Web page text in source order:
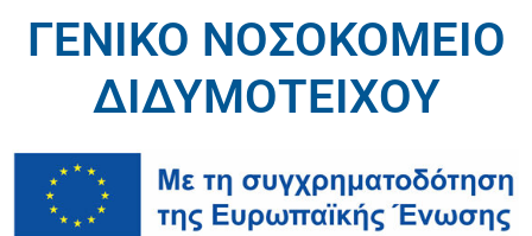
ΓΕΝΙΚΟ ΝΟΣΟΚΟΜΕΙΟ
ΔΙΔΥΜΟΤΕΙΧΟΥ